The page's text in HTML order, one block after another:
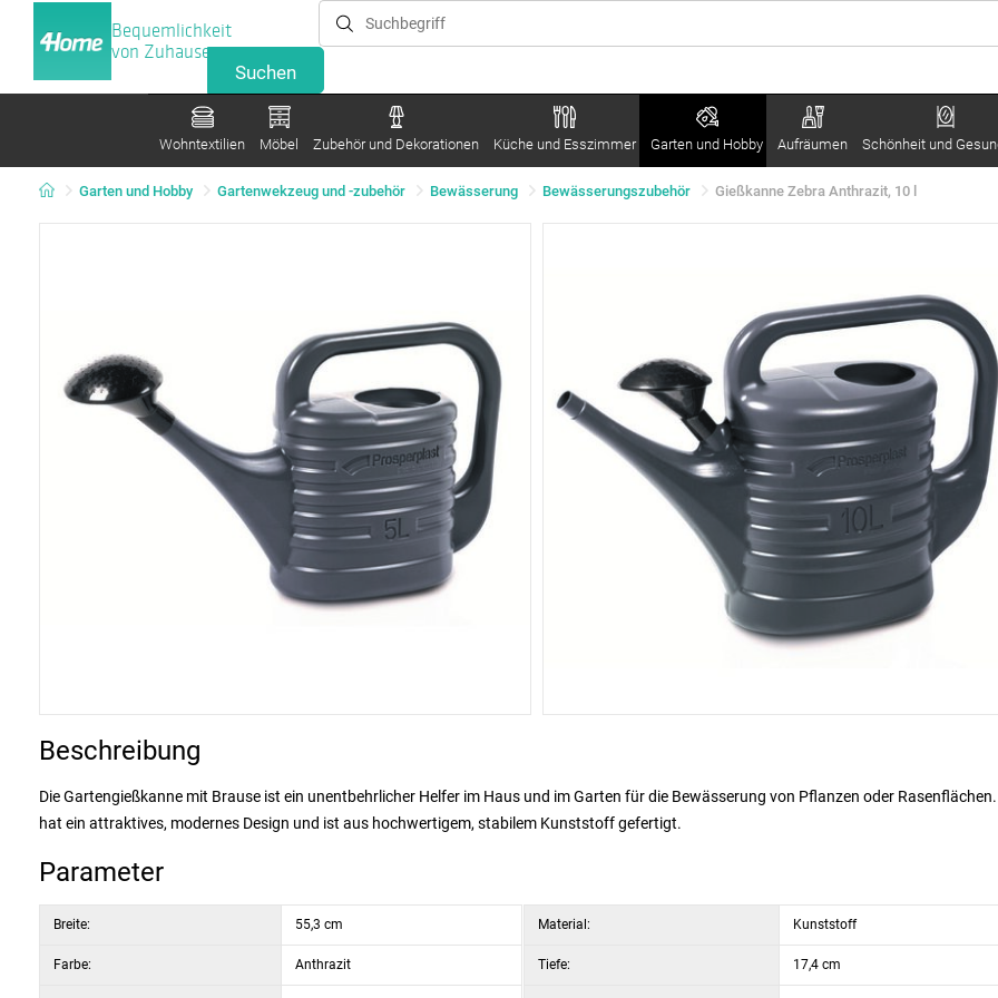
Bequemlichkeit
von Zuhause
Wohntextilien Möbel Zubehör und Dekorationen Küche und Esszimmer Garten und Hobby Aufräumen Schönheit und
Garten und Hobby Gartenwekzeug und -zubehör Bewässerung Bewässerungszubehör Gießkanne Zebra Anthrazit, 10 l
Beschreibung
Die Gartengießkanne mit Brause ist ein unentbehrlicher Helfer im Haus und im Garten für die Bewässerung von Pflanzen oder Rasenflächen.
hat ein attraktives, modernes Design und ist aus hochwertigem, stabilem Kunststoff gefertigt.
Parameter
Breite: 55,3 cm
Farbe: Anthrazit
Material: Kunststoff
Tiefe: 17,4 cm